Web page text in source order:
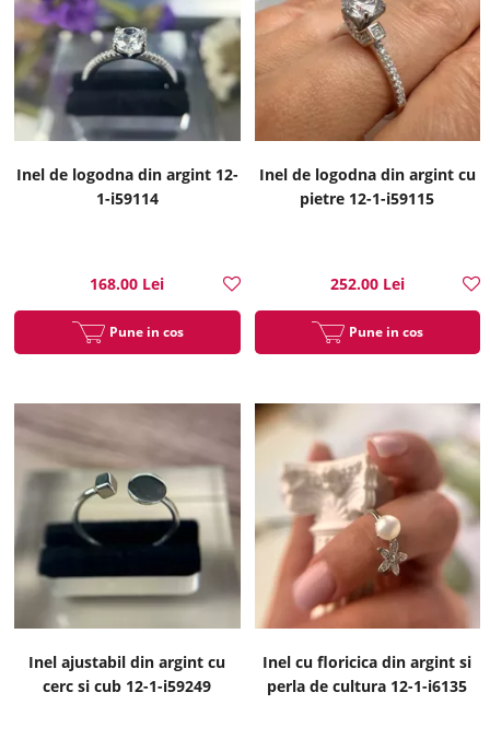
Inel de logodna din argint 12-
1-i59114
168.00 Lei
Pune in cos
Inel de logodna din argint cu
pietre 12-1-i59115
252.00 Lei
Pune in cos
Inel ajustabil din argint cu
cerc si cub 12-1-i59249
Inel cu floricica din argint si
perla de cultura 12-1-i6135